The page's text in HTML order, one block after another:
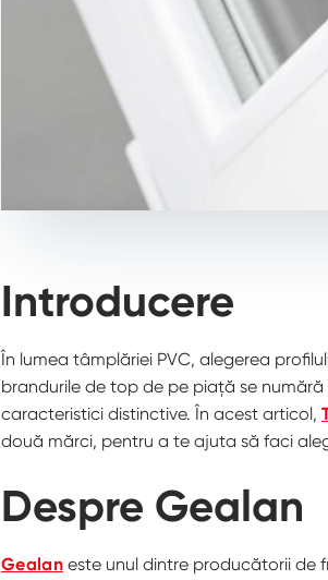
Introducere
În lumea tâmplăriei PVC, alegerea
brandurile de top de pe piață se
caracteristici distinctive. În acest articol,
două mărci, pentru a te ajuta să faci
Despre Gealan
Gealaneste unul dintre producătorii de